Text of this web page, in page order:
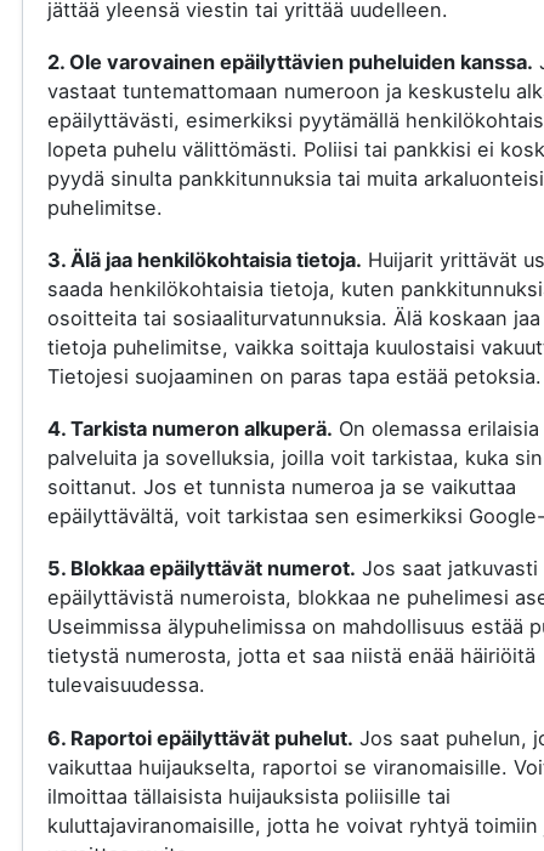
jättää yleensä viestin tai yrittää uudelleen.
2. Ole varovainen epäilyttävien puheluiden kanssa.
vastaat tuntemattomaan numeroon ja keskustelu
epäilyttävästi, esimerkiksi pyytämällä
lopeta puhelu välittömästi. Poliisi tai pankkisi ei
pyydä sinulta pankkitunnuksia tai muita
puhelimitse.
3. Älä jaa henkilökohtaisia tietoja. Huijarit yrittävät
saada henkilökohtaisia tietoja, kuten
osoitteita tai sosiaaliturvatunnuksia. Älä koskaan
tietoja puhelimitse, vaikka soittaja kuulostaisi
Tietojesi suojaaminen on paras tapa estää petoksia.
4. Tarkista numeron alkuperä. On olemassa erilaisia
palveluita ja sovelluksia, joilla voit tarkistaa, kuka
soittanut. Jos et tunnista numeroa ja se vaikuttaa
epäilyttävältä, voit tarkistaa sen esimerkiksi
5. Blokkaa epäilyttävät numerot. Jos saat jatkuvasti
epäilyttävistä numeroista, blokkaa ne puhelimesi
Useimmissa älypuhelimissa on mahdollisuus estää
tietystä numerosta, jotta et saa niistä enää häiriöitä
tulevaisuudessa.
6. Raportoi epäilyttävät puhelut. Jos saat puhelun,
vaikuttaa huijaukselta, raportoi se viranomaisille.
ilmoittaa tällaisista huijauksista poliisille tai
kuluttajaviranomaisille, jotta he voivat ryhtyä toimiin